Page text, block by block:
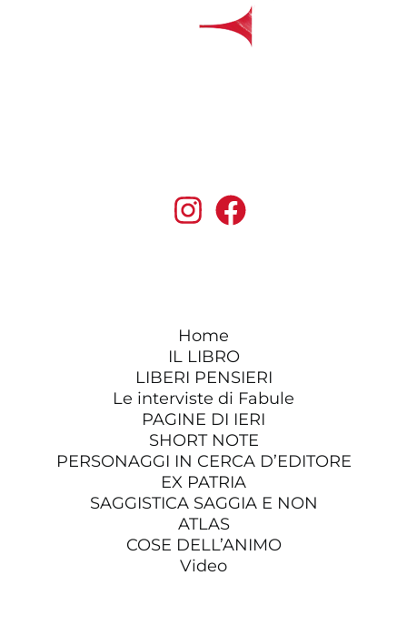
Home
IL LIBRO
LIBERI PENSIERI
Le interviste di Fabule
PAGINE DI IERI
SHORT NOTE
PERSONAGGI IN CERCA D’EDITORE
EX PATRIA
SAGGISTICA SAGGIA E NON
ATLAS
COSE DELL’ANIMO
Video